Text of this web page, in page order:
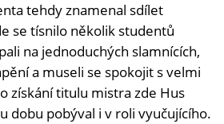
tehdy znamenal sdílet
se tísnilo několik studentů
na jednoduchých slamnících,
a museli se spokojit s velmi
získání titulu mistra zde Hus
dobu pobýval i v roli vyučujícího.